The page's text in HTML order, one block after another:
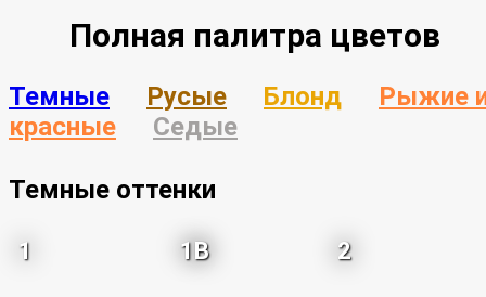
Полная палитра цветов
Темные Русые Блонд
Рыжие
красные
Седые
Темные оттенки
1 1B 2